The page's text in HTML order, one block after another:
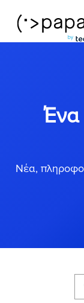
Ένα
Νέα,